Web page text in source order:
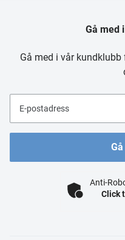
Gå med
Gå med i vår
E-postadress
Anti-
Click